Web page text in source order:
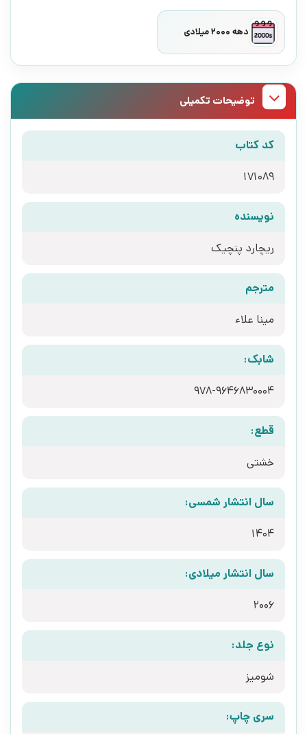
دهه 2000 میلادی
توضیحات تکمیلی
کد کتاب
171089
نویسنده
ریچارد پنچیک
مترجم
مینا علاء
شابک:
978-9646830004
قطع:
خشتی
سال انتشار شمسی:
1404
سال انتشار میلادی:
2006
نوع جلد:
شومیز
سری چاپ: